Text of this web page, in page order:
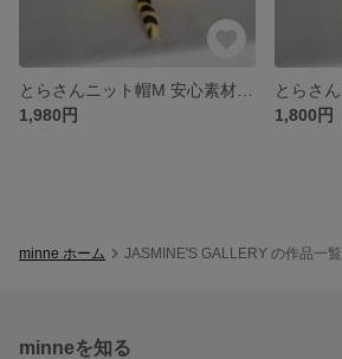
1,980円
1,800円
minne ホーム JASMINE'S GALLERY の作品一覧
minneを知る